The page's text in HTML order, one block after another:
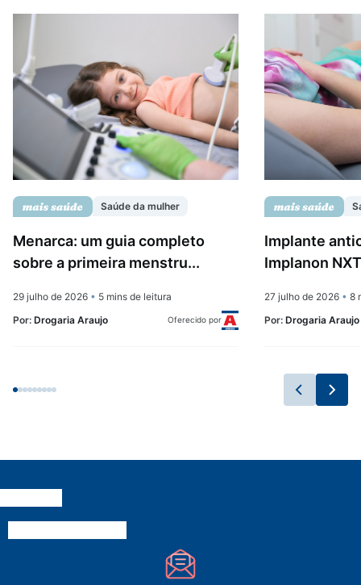
Saúde da mulher
Menarca: um guia completo
sobre a primeira menstru...
29 julho de 2026 • 5 mins de leitura
Por: Drogaria Araujo Oferecido por
Implante
Implanon
27 julho de 2026 • 8
Por: Drogaria Araujo